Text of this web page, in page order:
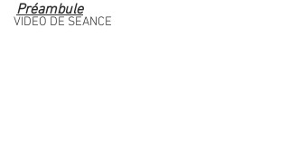
VIDEO DE SEANCE
Préambule